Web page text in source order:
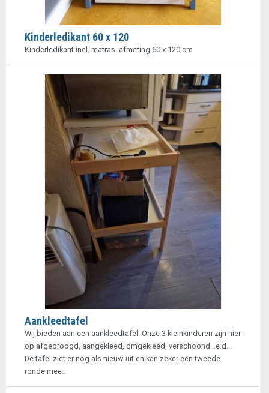
Kinderledikant 60 x 120
Kinderledikant incl. matras. afmeting 60 x 120 cm
Aankleedtafel
Wij bieden aan een aankleedtafel. Onze 3 kleinkinderen zijn hier
op afgedroogd, aangekleed, omgekleed, verschoond...e.d...
De tafel ziet er nog als nieuw uit en kan zeker een tweede
ronde mee..